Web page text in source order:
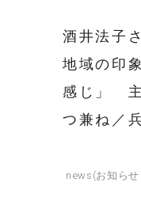
酒井法子
地域の印
感じ」 主
つ兼ね／
news(お知ら